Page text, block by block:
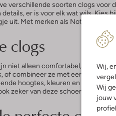
Wij,
Wij
jouw
verschillende soorten clogs voor
er is voor elk wat wils. Kies
uit. Met merken als Notre-V, Red
clogs
niet alleen comfortabel, maar
of combineer ze met een jurkje
hoogtes, kleuren en
zeker van deze schoenen.